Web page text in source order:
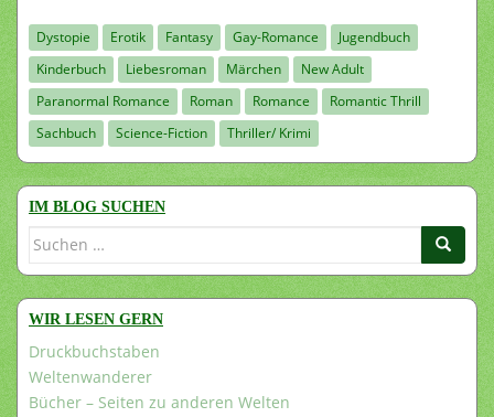
Dystopie Erotik Fantasy Gay-Romance
Jugendbuch
Kinderbuch
Liebesroman Märchen
New Adult
Paranormal Romance
Roman Romance
Romantic Thrill
Sachbuch
Science-Fiction Thriller/ Krimi
IM BLOG SUCHEN
Suchen
WIR LESEN GERN
Druckbuchstaben
Weltenwanderer
Bücher – Seiten zu anderen Welten